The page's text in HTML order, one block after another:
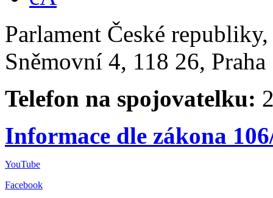
Parlament České
Sněmovní 4, 118 26,
Telefon na spojovatelku:
Informace dle zákona
YouTube
Facebook